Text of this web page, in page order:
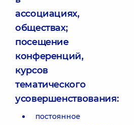
ассоциациях,
обществах;
посещение
конференций,
курсов
тематического
усовершенствования:
постоянное